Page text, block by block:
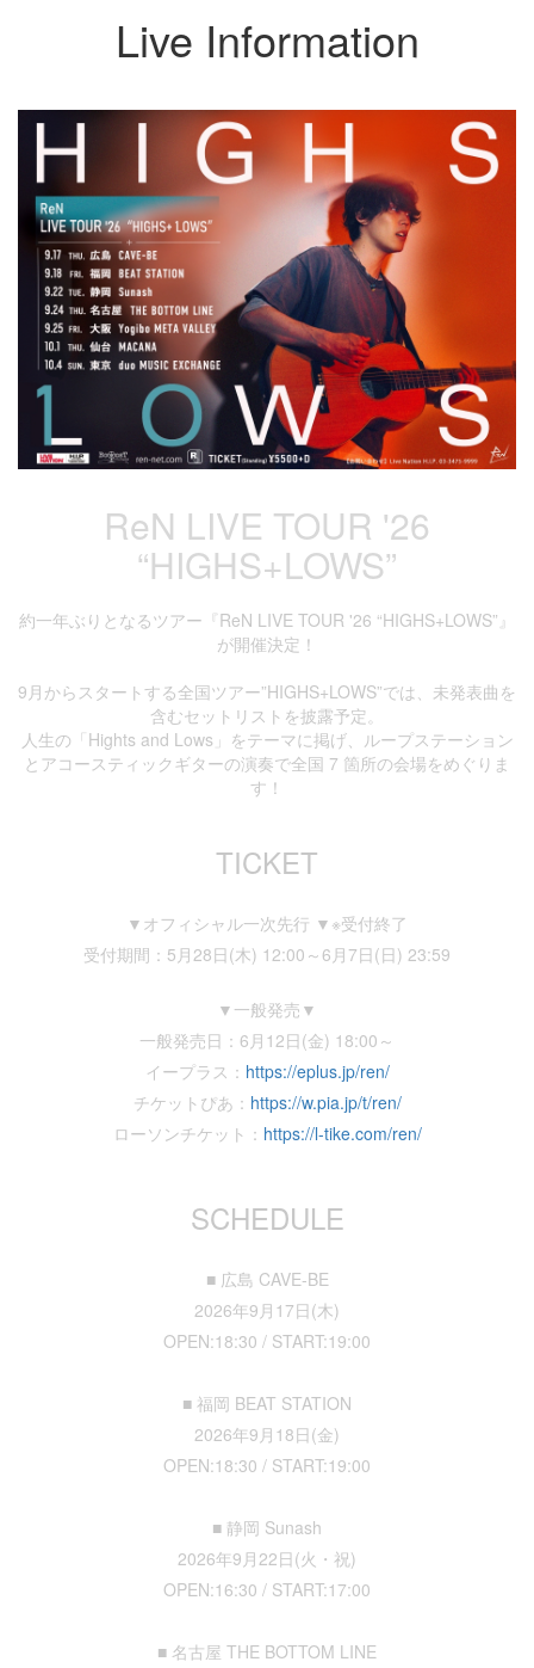
Live Information
ReN LIVE TOUR '26
“HIGHS+LOWS”
約一年ぶりとなるツアー『ReN LIVE TOUR '26 “HIGHS+LOWS”』
が開催決定！
9月からスタートする全国ツアー”HIGHS+LOWS”では、未発表曲を
含むセットリストを披露予定。
人生の「Hights and Lows」をテーマに掲げ、ループステーション
とアコースティックギターの演奏で全国 7 箇所の会場をめぐりま
す！
TICKET
▼オフィシャル一次先行 ▼※受付終了
受付期間：5月28日(木) 12:00～6月7日(日) 23:59
▼一般発売▼
一般発売日：6月12日(金) 18:00～
イープラス： https://eplus.jp/ren/
チケットぴあ： https://w.pia.jp/t/ren/
ローソンチケット： https://l-tike.com/ren/
SCHEDULE
■ 広島 CAVE-BE
2026年9月17日(木)
OPEN:18:30 / START:19:00
■ 福岡 BEAT STATION
2026年9月18日(金)
OPEN:18:30 / START:19:00
■ 静岡 Sunash
2026年9月22日(火・祝)
OPEN:16:30 / START:17:00
■ 名古屋 THE BOTTOM LINE